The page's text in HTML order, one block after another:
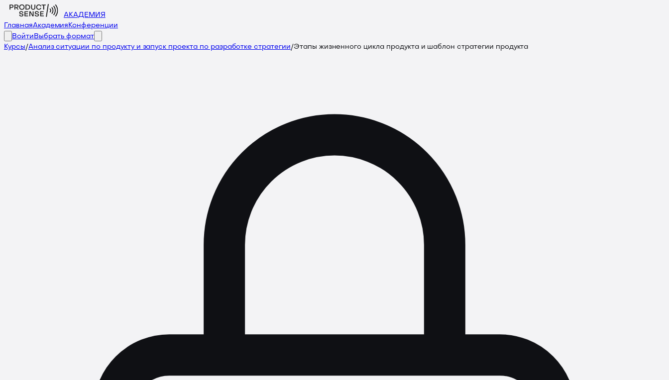
АКАДЕМИЯ
ГлавнаяАкадемия Конференции
Войти Выбрать формат
Курсы/Анализ ситуации по продукту и запуск проекта по разработке стратегии/Этапы жизненного цикла продукта и шаблон стратегии продукта